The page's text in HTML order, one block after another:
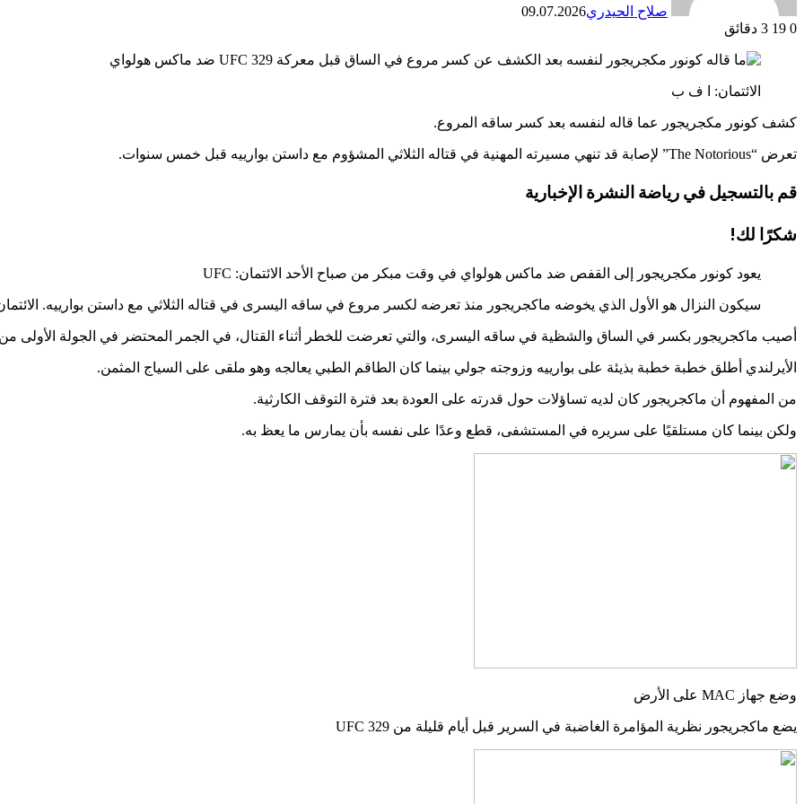
صلاح الحيدري09.07.2026
0
3 دقائق
الائتمان: ا ف ب
كشف كونور مكجريجور عما قاله لنفسه بعد كسر ساقه المروع.
تعرض “The Notorious” لإصابة قد تنهي مسيرته المهنية في قتاله الثلاثي المشؤوم مع داستن بوارييه قبل خمس سنوات.
قم بالتسجيل فيرياضةالنشرة الإخبارية
شكرًا لك!
يعود كونور مكجريجور إلى القفص ضد ماكس هولواي في وقت مبكر من صباح الأحد الائتمان: UFC
سيكون النزال هو الأول الذي يخوضه ماكجريجور منذ تعرضه لكسر مروع في ساقه اليسرى في قتاله الثلاثي مع داستن بوارييه.
أصيب ماكجريجور بكسر في الساق والشظية في ساقه اليسرى، والتي تعرضت للخطر أثناء القتال، في الجمر المحتضر في الجولة الأولى من
الأيرلندي أطلق خطبة خطبة بذيئة على بوارييه وزوجته جولي بينما كان الطاقم الطبي يعالجه وهو ملقى على السياج المثمن.
من المفهوم أن ماكجريجور كان لديه تساؤلات حول قدرته على العودة بعد فترة التوقف الكارثية.
ولكن بينما كان مستلقيًا على سريره في المستشفى، قطع وعدًا على نفسه بأن يمارس ما يعظ به.
وضع جهاز MAC على الأرض
يضع ماكجريجور نظرية المؤامرة الغاضبة في السرير قبل أيام قليلة من UFC 329